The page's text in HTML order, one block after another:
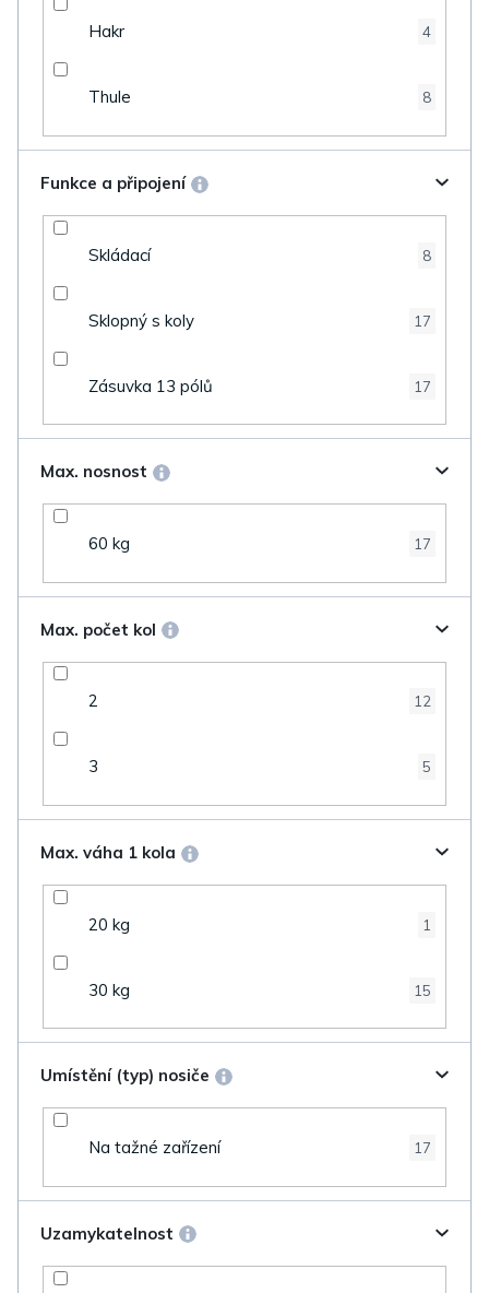
Hakr 4
Thule 8
Funkce a připojení
Skládací 8
Sklopný s koly 17
Zásuvka 13 pólů 17
Max. nosnost
60 kg 17
Max. počet kol
2 12
3 5
Max. váha 1 kola
20 kg 1
30 kg 15
Umístění (typ) nosiče
Na tažné zařízení 17
Uzamykatelnost